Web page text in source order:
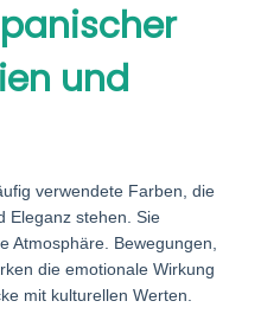
und
verwendete Farben, die
Eleganz stehen. Sie
Atmosphäre. Bewegungen,
die emotionale Wirkung
mit kulturellen Werten.